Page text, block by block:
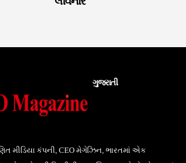
ગુજરાતી
મીડિયા કંપની, CEO મેગેઝિન, ભારતમાં એક